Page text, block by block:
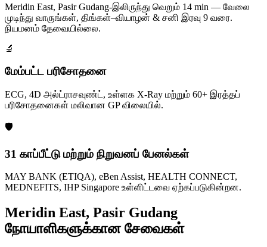
Meridin East, Pasir Gudang-இலிருந்து வெறும் 14 min — வேலை
முடிந்து வாருங்கள், திங்கள்–வியாழன் & சனி இரவு 9 வரை.
நியமனம் தேவையில்லை.
🔬
மேம்பட்ட பரிசோதனை
ECG, 4D அல்ட்ராசவுண்ட், உள்ளக X-Ray மற்றும் 60+ இரத்தப்
பரிசோதனைகள் மலிவான GP விலையில்.
🛡️
31 காப்பீட்டு மற்றும் நிறுவனப் பேனல்கள்
MAY BANK (ETIQA), eBen Assist, HEALTH CONNECT,
MEDNEFITS, IHP Singapore உள்ளிட்டவை ஏற்கப்படுகின்றன.
Meridin East, Pasir Gudang
நோயாளிகளுக்கான சேவைகள்